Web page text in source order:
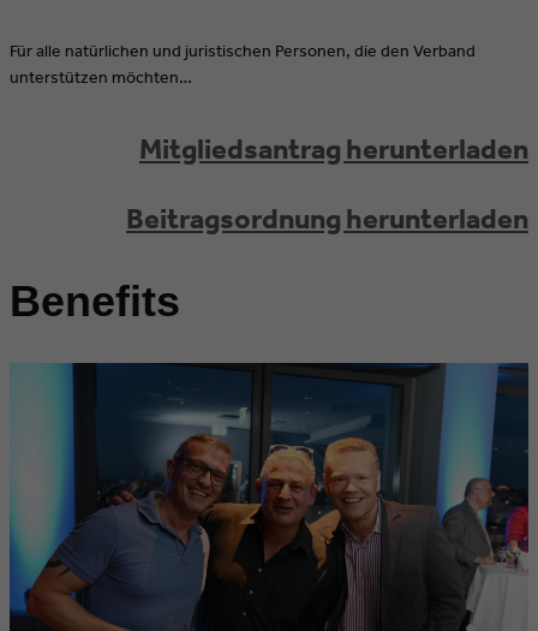
Für alle natürlichen und juristischen Personen, die den Verband
unterstützen möchten…
Mitgliedsantrag herunterladen
Beitragsordnung herunterladen
Benefits